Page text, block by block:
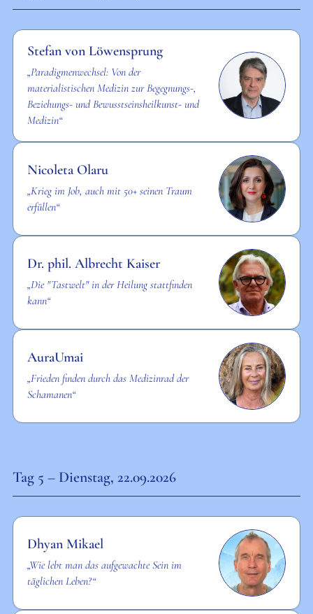
Stefan von Löwensprung
„Paradigmenwechsel: Von der
materialistischen Medizin zur Begegnungs-,
Beziehungs- und Bewusstseinsheilkunst- und
Medizin“
Nicoleta Olaru
„Krieg im Job, auch mit 50+ seinen Traum
erfüllen“
Dr. phil. Albrecht Kaiser
„Die "Tastwelt" in der Heilung stattfinden
kann“
AuraUmai
„Frieden finden durch das Medizinrad der
Schamanen“
Tag 5 – Dienstag, 22.09.2026
Dhyan Mikael
„Wie lebt man das aufgewachte Sein im
täglichen Leben?“